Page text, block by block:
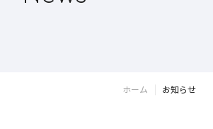
ホーム お知らせ